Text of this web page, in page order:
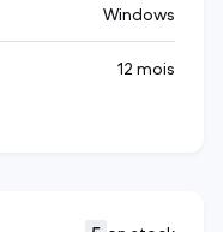
Windows
12 mois